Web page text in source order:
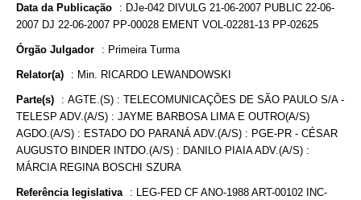
Data da Publicação : DJe-042 DIVULG 21-06-2007 PUBLIC 22-06-
2007 DJ 22-06-2007 PP-00028 EMENT VOL-02281-13 PP-02625
Órgão Julgador : Primeira Turma
Relator(a) : Min. RICARDO LEWANDOWSKI
Parte(s) : AGTE.(S) : TELECOMUNICAÇÕES DE SÃO PAULO S/A -
TELESP ADV.(A/S) : JAYME BARBOSA LIMA E OUTRO(A/S)
AGDO.(A/S) : ESTADO DO PARANÁ ADV.(A/S) : PGE-PR - CÉSAR
AUGUSTO BINDER INTDO.(A/S) : DANILO PIAIA ADV.(A/S) :
MÁRCIA REGINA BOSCHI SZURA
Referência legislativa : LEG-FED CF ANO-1988 ART-00102 INC-